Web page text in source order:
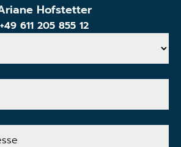
Hofstetter
+49 611 205 855 12